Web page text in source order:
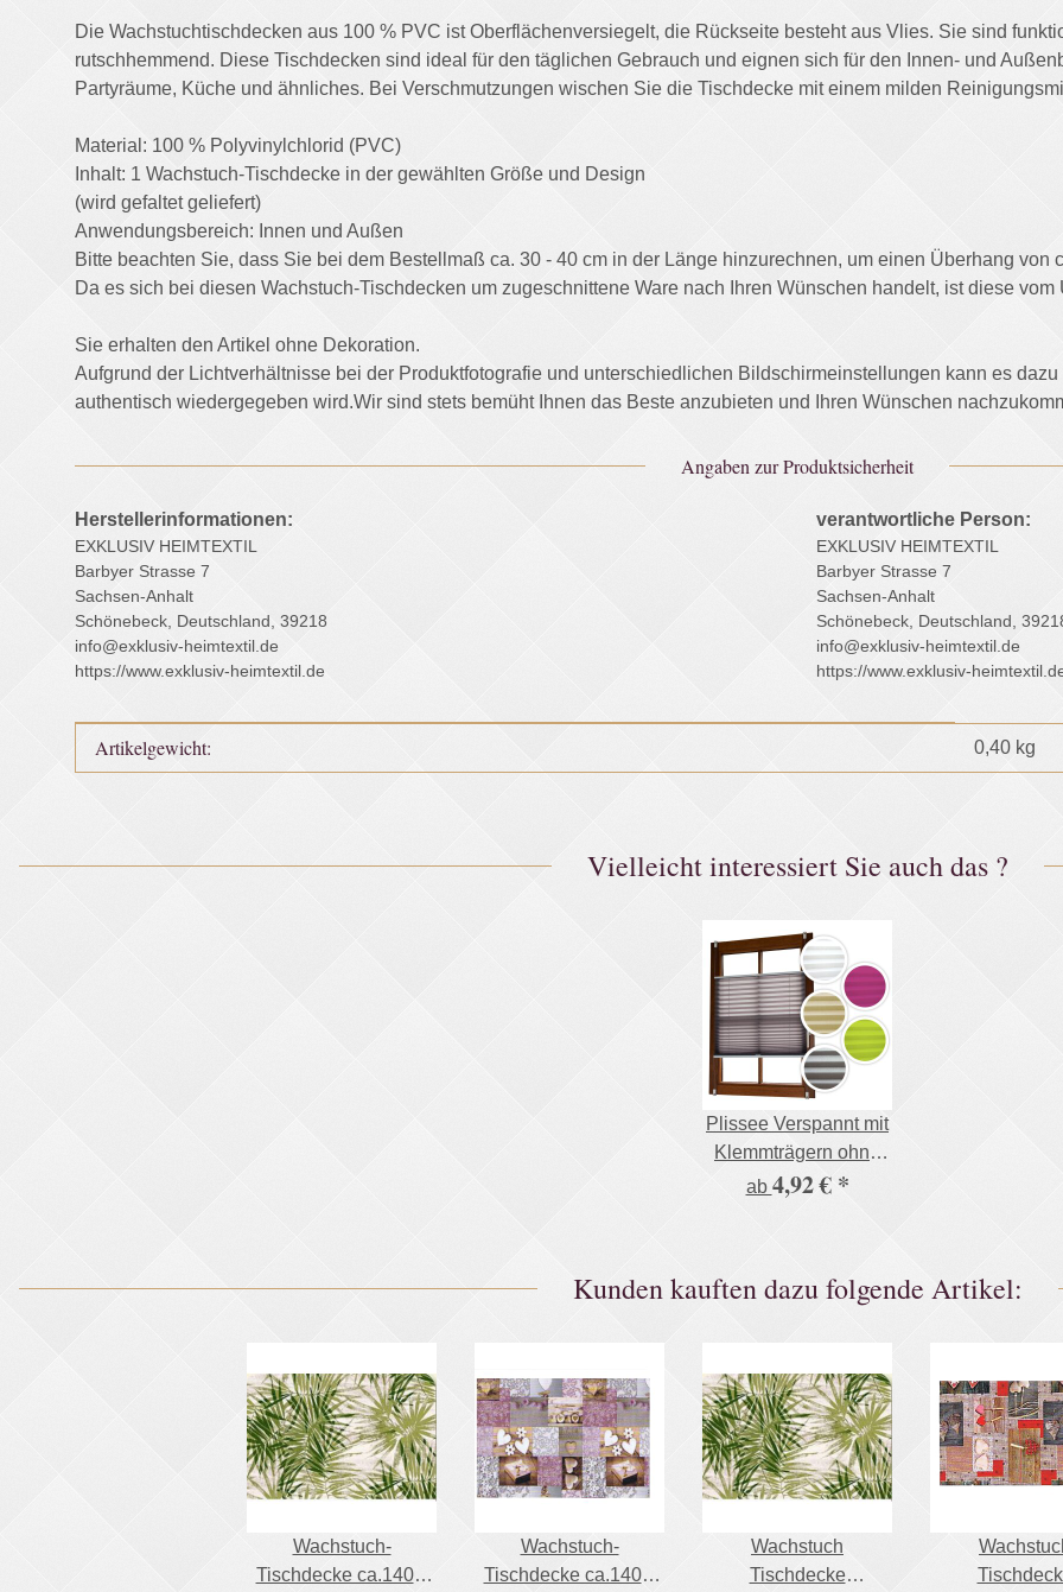
Die Wachstuchtischdecken aus 100 % PVC ist Oberflächenversiegelt, die Rückseite besteht aus Vlies. Sie sind
rutschhemmend. Diese Tischdecken sind ideal für den täglichen Gebrauch und eignen sich für den Innen- und
Partyräume, Küche und ähnliches. Bei Verschmutzungen wischen Sie die Tischdecke mit einem milden
Material: 100 % Polyvinylchlorid (PVC)
Inhalt: 1 Wachstuch-Tischdecke in der gewählten Größe und Design
(wird gefaltet geliefert)
Anwendungsbereich: Innen und Außen
Bitte beachten Sie, dass Sie bei dem Bestellmaß ca. 30 - 40 cm in der Länge hinzurechnen, um einen Überhang von
Da es sich bei diesen Wachstuch-Tischdecken um zugeschnittene Ware nach Ihren Wünschen handelt, ist diese
Sie erhalten den Artikel ohne Dekoration.
Aufgrund der Lichtverhältnisse bei der Produktfotografie und unterschiedlichen Bildschirmeinstellungen kann es
authentisch wiedergegeben wird.Wir sind stets bemüht Ihnen das Beste anzubieten und Ihren Wünschen
Angaben zur Produktsicherheit
Herstellerinformationen:
EXKLUSIV HEIMTEXTIL
Barbyer Strasse 7
Sachsen-Anhalt
Schönebeck, Deutschland, 39218
info@exklusiv-heimtextil.de
https://www.exklusiv-heimtextil.de
verantwortliche Person:
EXKLUSIV HEIMTEXTIL
Barbyer Strasse 7
Sachsen-Anhalt
Schönebeck, Deutschland,
info@exklusiv-heimtextil.de
https://www.exklusiv-
Produkteigenschaft
Wert
Artikelgewicht: 0,40 kg
Vielleicht interessiert Sie auch das ?
Plissee Verspannt mit
Klemmträgern ohne
Bohren Faltrollo
ab 4,92 € *
Kunden kauften dazu folgende Artikel:
Wachstuch-
Tischdecke ca.140 x
Wachstuch-
Tischdecke ca.140 x
Wachstuch
Tischdecke